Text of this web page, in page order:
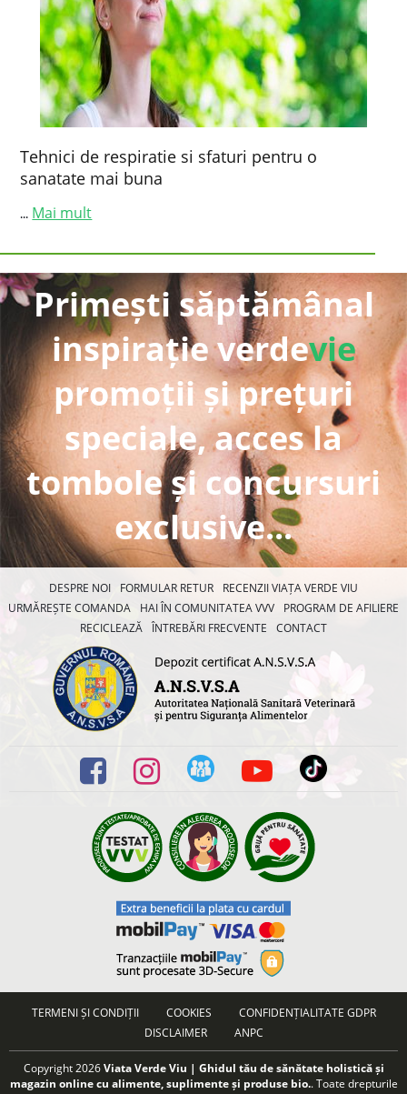
Tehnici de respiratie si sfaturi pentru o
sanatate mai buna
... Mai mult
Primești săptămânal
inspirație verdevie
promoții și prețuri
speciale, acces la
tombole și concursuri
exclusive...
DESPRE NOI FORMULAR RETUR
RECENZII VIAȚA VERDE VIU
URMĂREȘTE COMANDA
HAI ÎN COMUNITATEA VVV
PROGRAM DE AFILIERE
RECICLEAZĂ ÎNTREBĂRI FRECVENTE CONTACT
TERMENI ȘI CONDIȚII COOKIES
CONFIDENȚIALITATE GDPR
DISCLAIMER
ANPC
Copyright 2026Viata Verde Viu | Ghidul tău de sănătate holistică și
magazin online cu alimente, suplimente și produse bio.. Toate drepturile